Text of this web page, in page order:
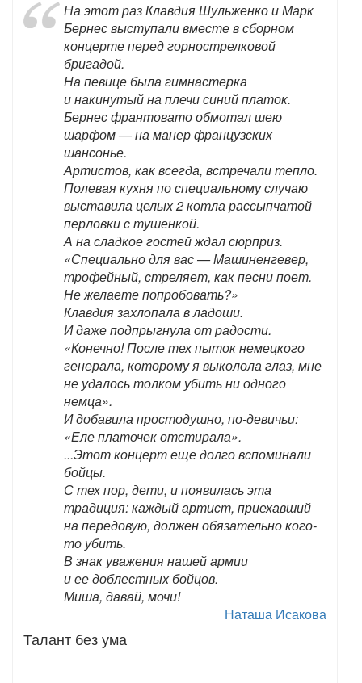
На этот раз Клавдия Шульженко и Марк
Бернес выступали вместе в сборном
концерте перед горнострелковой
бригадой.
На певице была гимнастерка
и накинутый на плечи синий платок.
Бернес франтовато обмотал шею
шарфом — на манер французских
шансонье.
Артистов, как всегда, встречали тепло.
Полевая кухня по специальному случаю
выставила целых 2 котла рассыпчатой
перловки с тушенкой.
А на сладкое гостей ждал сюрприз.
«Специально для вас — Машиненгевер,
трофейный, стреляет, как песни поет.
Не желаете попробовать?»
Клавдия захлопала в ладоши.
И даже подпрыгнула от радости.
«Конечно! После тех пыток немецкого
генерала, которому я выколола глаз, мне
не удалось толком убить ни одного
немца».
И добавила простодушно, по-девичьи:
«Еле платочек отстирала».
...Этот концерт еще долго вспоминали
бойцы.
С тех пор, дети, и появилась эта
традиция: каждый артист, приехавший
на передовую, должен обязательно кого-
то убить.
В знак уважения нашей армии
и ее доблестных бойцов.
Миша, давай, мочи!
Наташа Исакова
Талант без ума